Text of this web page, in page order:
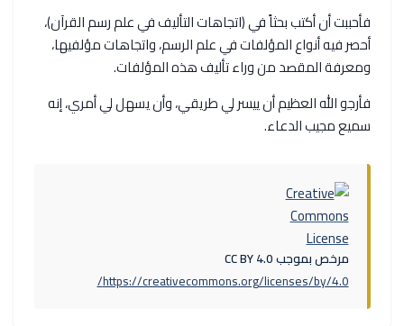
فأحببت أن أكتب بحثاً في (اتجاهات التأليف في علم رسم القرآن)،
أحصر فيه أنواع المؤلفات في علم الرسم، واتجاهات مؤلفيها،
ومعرفة المقصد من وراء تأليف هذه المؤلفات.
فأرجو الله العظيم أن ييسر لي طريقي، وأن يسهل لي أمري، إنه
سميع مجيب الدعاء.
مرخص بموجب CC BY 4.0
https://creativecommons.org/licenses/by/4.0/